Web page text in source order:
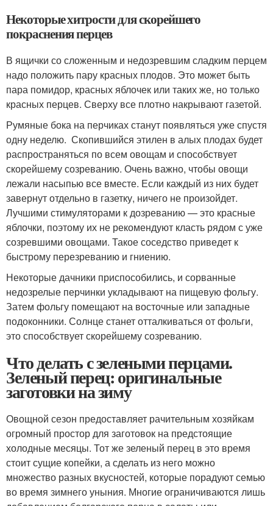
Некоторые хитрости для скорейшего
покраснения перцев
В ящички со сложенным и недозревшим сладким перцем
надо положить пару красных плодов. Это может быть
пара помидор, красных яблочек или таких же, но только
красных перцев. Сверху все плотно накрывают газетой.
Румяные бока на перчиках станут появляться уже спустя
одну неделю. Скопившийся этилен в алых плодах будет
распространяться по всем овощам и способствует
скорейшему созреванию. Очень важно, чтобы овощи
лежали насыпью все вместе. Если каждый из них будет
завернут отдельно в газетку, ничего не произойдет.
Лучшими стимуляторами к дозреванию — это красные
яблочки, поэтому их не рекомендуют класть рядом с уже
созревшими овощами. Такое соседство приведет к
быстрому перезреванию и гниению.
Некоторые дачники приспособились, и сорванные
недозрелые перчинки укладывают на пищевую фольгу.
Затем фольгу помещают на восточные или западные
подоконники. Солнце станет отталкиваться от фольги,
это способствует скорейшему созреванию.
Что делать с зелеными перцами.
Зеленый перец: оригинальные
заготовки на зиму
Овощной сезон предоставляет рачительным хозяйкам
огромный простор для заготовок на предстоящие
холодные месяцы. Тот же зеленый перец в это время
стоит сущие копейки, а сделать из него можно
множество разных вкусностей, которые порадуют семью
во время зимнего уныния. Многие ограничиваются лишь